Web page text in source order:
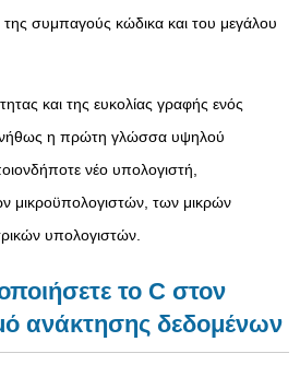
συμπαγούς κώδικα και του μεγάλου
και της ευκολίας γραφής ενός
η πρώτη γλώσσα υψηλού
νέο υπολογιστή,
μικροϋπολογιστών, των μικρών
υπολογιστών.
το C στον
ανάκτησης δεδομένων